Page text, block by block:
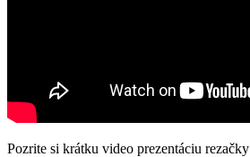
Pozrite si krátku video prezentáciu rezačky